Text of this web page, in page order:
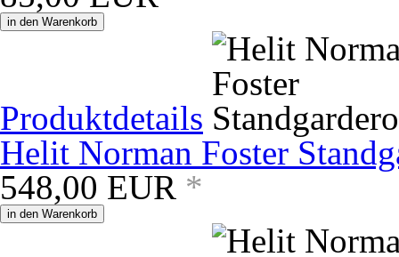
in den Warenkorb
Produktdetails
Helit Norman Foster
548,00 EUR *
in den Warenkorb